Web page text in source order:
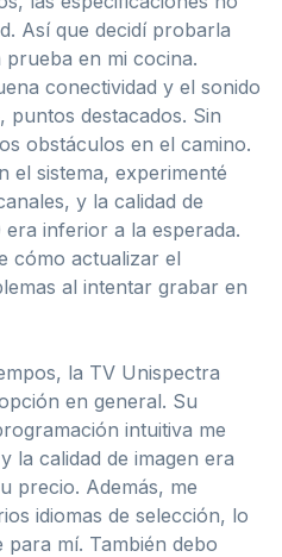
Así que decidí probarla
en mi cocina.
conectividad y el sonido
destacados. Sin
obstáculos en el camino.
el sistema, experimenté
y la calidad de
inferior a la esperada.
cómo actualizar el
al intentar grabar en
la TV Unispectra
en general. Su
intuitiva me
la calidad de imagen era
precio. Además, me
idiomas de selección, lo
mí. También debo